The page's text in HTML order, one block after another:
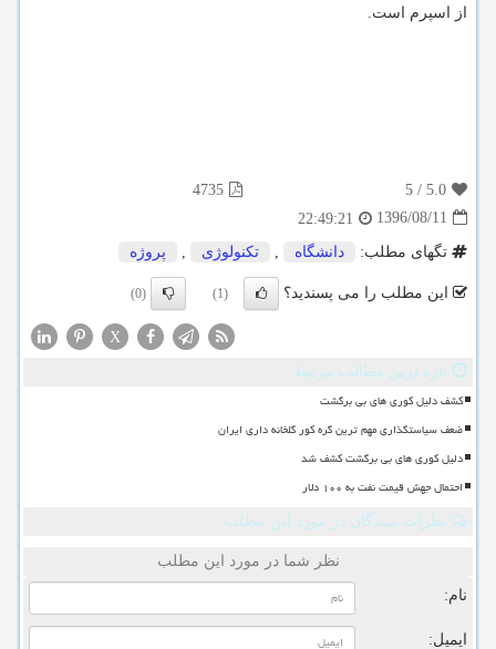
از اسپرم است.
5.0
/
5
4735
1396/08/11
22:49:21
تگهای مطلب:
دانشگاه تكنولوژی پروژه
این مطلب را می پسندید؟ (1)
(0)
X
تازه ترین مطالب مرتبط
کشف دلیل کوری های بی برگشت
ضعف سیاستگذاری مهم ترین گره کور گلخانه داری ایران
دلیل کوری های بی برگشت کشف شد
احتمال جهش قیمت نفت به ۱۰۰ دلار
نظرات بینندگان در مورد این مطلب
نظر شما در مورد این مطلب
نام:
ایمیل: